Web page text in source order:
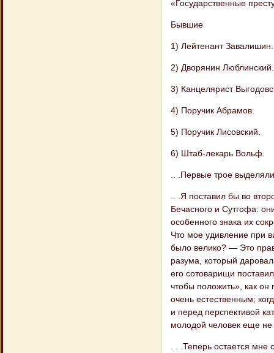
«Государственные
Бывшие
1) Лейтенант Завалишин.
2) Дворянин Люблинский.
3) Канцелярист
4) Поручик Абрамов.
5) Поручик Лисовский.
6) Штаб-лекарь Вольф.
.. .Первые трое
.. .Я поставил бы во
Бечасного и Сутгофа:
особенного знака их
Что мое удивление при
было велико? — Это
разума, который
его сотоварищи
чтобы положить», как он
очень естественным;
и перед перспективой
молодой человек еще не
. . .Теперь остается